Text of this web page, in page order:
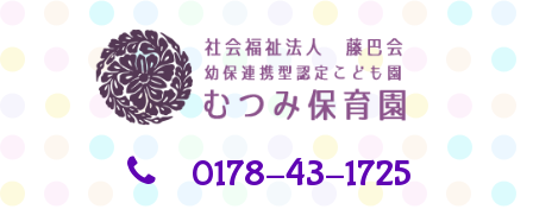
0178-43-1725